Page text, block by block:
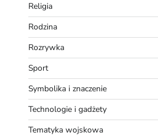
Religia
Rodzina
Rozrywka
Sport
Symbolika i znaczenie
Technologie i gadżety
Tematyka wojskowa